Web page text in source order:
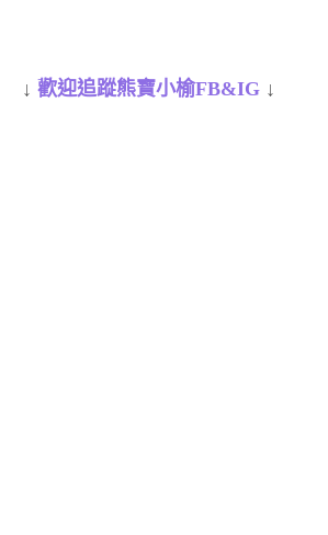
↓ 歡迎追蹤熊寶小榆FB&IG ↓